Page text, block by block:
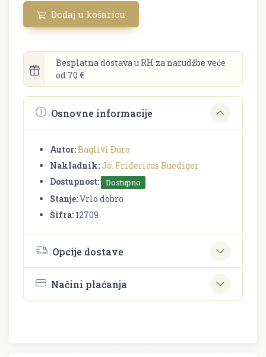
Dodaj u košaricu
Besplatna dostava u RH za narudžbe veće
od 70 €
Osnovne informacije
Autor:Baglivi Ðuro
Nakladnik:Jo. Fridericus Ruediger
Dostupnost:
Dostupno
Stanje:Vrlo dobro
Šifra: 12709
Opcije dostave
Načini plaćanja